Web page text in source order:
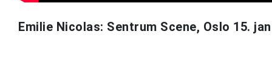
Emilie Nicolas: Sentrum Scene, Oslo 15.